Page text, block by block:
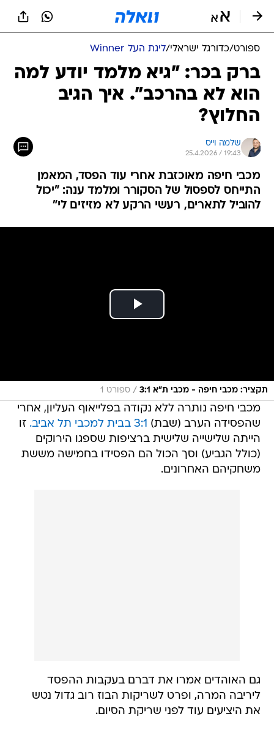
ספורט/כדורגל ישראלי/ליגת העל Winner
ברק בכר: "גיא מלמד יודע למה
הוא לא בהרכב". איך הגיב
החלוץ?
שלמה וייס
25.4.2026 / 19:43
מכבי חיפה מאוכזבת אחרי עוד הפסד, המאמן
התייחס לספסול של הסקורר ומלמד ענה: "יכול
להוביל לתארים, רעשי הרקע לא מזיזים לי"
תקציר: מכבי חיפה - מכבי ת"א 3:1 / ספורט 1
מכבי חיפה נותרה ללא נקודה בפלייאוף העליון, אחרי
שהפסידה הערב (שבת) 3:1 בבית למכבי תל אביב.
זו
הייתה שלישייה שלישית ברציפות שספגו הירוקים
(כולל הגביע) וסך הכול הם הפסידו בחמישה מששת
משחקיהם האחרונים.
גם האוהדים אמרו את דברם בעקבות ההפסד
ליריבה המרה, ופרט לשריקות הבוז רוב גדול נטש
את היציעים עוד לפני שריקת הסיום.